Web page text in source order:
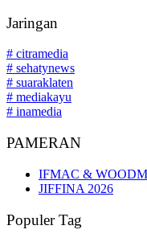
Jaringan
# citramedia
# sehatynews
# suaraklaten
# mediakayu
# inamedia
PAMERAN
IFMAC &
JIFFINA 2026
Populer Tag